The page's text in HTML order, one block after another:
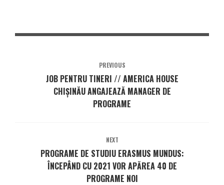
PREVIOUS
JOB PENTRU TINERI // AMERICA HOUSE
CHIȘINĂU ANGAJEAZĂ MANAGER DE
PROGRAME
NEXT
PROGRAME DE STUDIU ERASMUS MUNDUS:
ÎNCEPÂND CU 2021 VOR APĂREA 40 DE
PROGRAME NOI